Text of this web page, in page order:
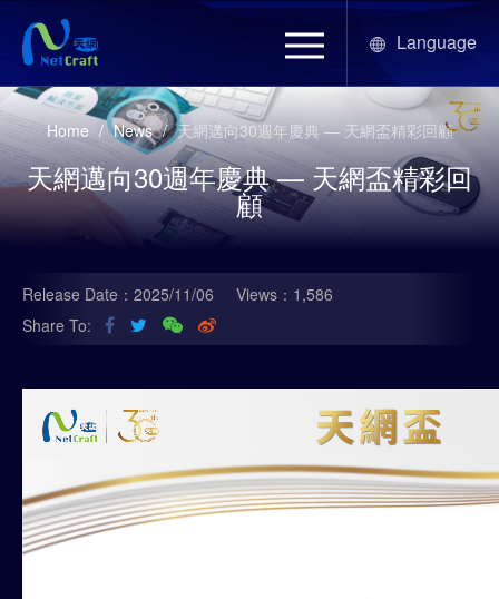
Language
Home / News / 天網邁向30週年慶典 — 天網盃精彩回顧
天網邁向30週年慶典 — 天網盃精彩回
顧
Release Date：2025/11/06
Views：1,586
Share To: